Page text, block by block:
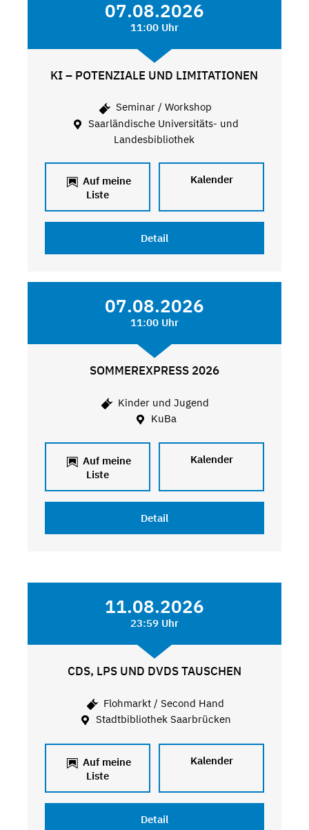
07.08.2026
11:00 Uhr
KI – POTENZIALE UND LIMITATIONEN
Seminar / Workshop
Saarländische Universitäts- und
Landesbibliothek
Auf meine
Liste
Kalender
Detail
07.08.2026
11:00 Uhr
SOMMEREXPRESS 2026
Kinder und Jugend
KuBa
Auf meine
Liste
Kalender
Detail
11.08.2026
23:59 Uhr
CDS, LPS UND DVDS TAUSCHEN
Flohmarkt / Second Hand
Stadtbibliothek Saarbrücken
Auf meine
Liste
Kalender
Detail